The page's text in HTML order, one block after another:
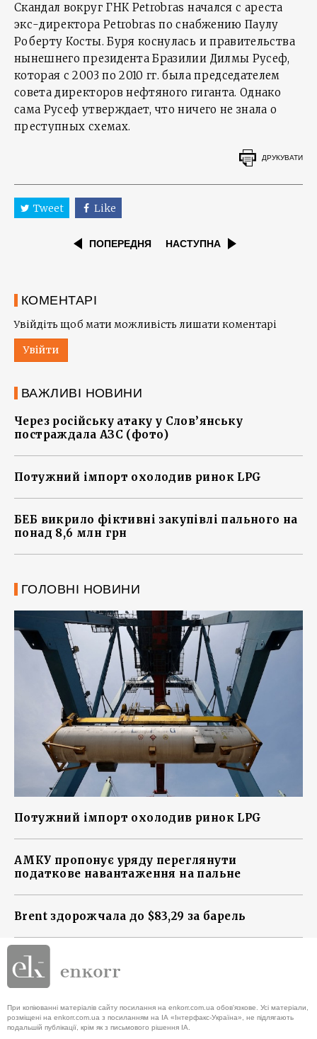
Скандал вокруг ГНК Petrobras начался с ареста
экс-директора Petrobras по снабжению Паулу
Роберту Косты. Буря коснулась и правительства
нынешнего президента Бразилии Дилмы Русеф,
которая с 2003 по 2010 гг. была председателем
совета директоров нефтяного гиганта. Однако
сама Русеф утверждает, что ничего не знала о
преступных схемах.
ДРУКУВАТИ
Tweet Like
ПОПЕРЕДНЯ НАСТУПНА
КОМЕНТАРІ
Увійдіть щоб мати можливість лишати коментарі
Увійти
ВАЖЛИВІ НОВИНИ
Через російську атаку у Слов’янську
постраждала АЗС (фото)
Потужний імпорт охолодив ринок LPG
БЕБ викрило фіктивні закупівлі пального на
понад 8,6 млн грн
ГОЛОВНІ НОВИНИ
Потужний імпорт охолодив ринок LPG
АМКУ пропонує уряду переглянути
податкове навантаження на пальне
Brent здорожчала до $83,29 за барель
При копіюванні матеріалів сайту посилання на enkorr.com.ua обов'язкове. Усі матеріали,
розміщені на enkorr.com.ua з посиланням на ІА «Інтерфакс-Україна», не підлягають
подальшій публікації, крім як з письмового рішення ІА.